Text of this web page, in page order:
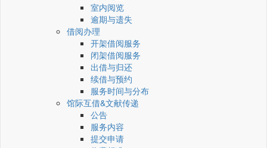
室内阅览
逾期与遗失
借阅办理
开架借阅服务
闭架借阅服务
出借与归还
续借与预约
服务时间与分布
馆际互借&文献传递
公告
服务内容
提交申请